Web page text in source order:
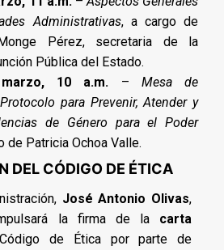
Administrativas, a cargo de
Pérez, secretaria de la
Pública del Estado.
10 a.m. –Mesa de
para Prevenir, Atender y
de Género para el Poder
de Patricia Ochoa Valle.
DEL CÓDIGO DE ÉTICA
José Antonio Olivas,
la firma de la carta
de Ética por parte de